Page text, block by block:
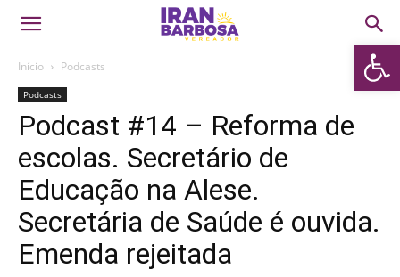
Abrir
Início Podcasts
Podcasts
Podcast #14 – Reforma de
escolas. Secretário de
Educação na Alese.
Secretária de Saúde é ouvida.
Emenda rejeitada